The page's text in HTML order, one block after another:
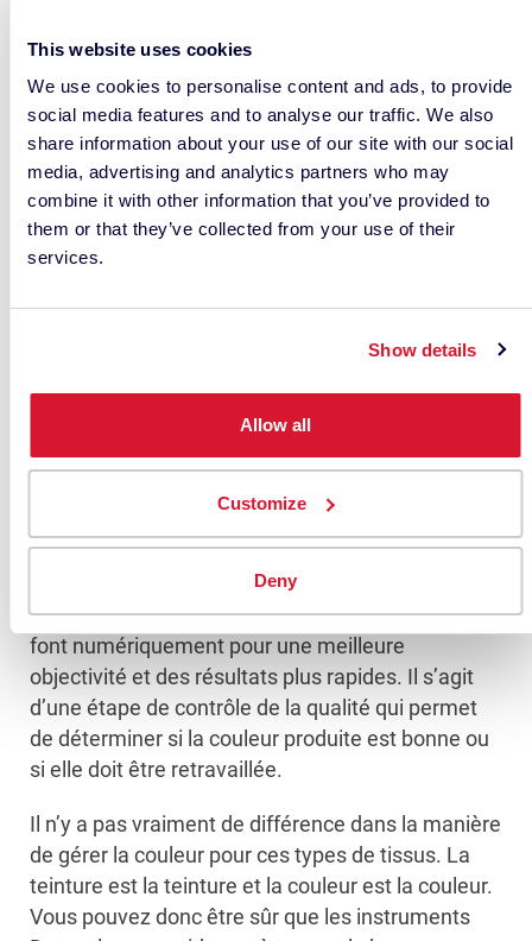
This website uses cookies
We use cookies to personalise content and ads, to provide
social media features and to analyse our traffic. We also
share information about your use of our site with our social
media, advertising and analytics partners who may
combine it with other information that you’ve provided to
them or that they’ve collected from your use of their
services.
Show details
Allow all
Customize
Deny
ce qui permet de réduire les corrections de
teintes, la consommation de colorants et
l’élimination globale des déchets de colorants, de
produits chimiques et d’eau.
rapport à la norme de couleur qui représente la
couleur idéale. Certains le font visuellement en
utilisant descabines lumineuseset d’autres le
font numériquement pour une meilleure
objectivité et des résultats plus rapides. Il s’agit
d’une étape de contrôle de la qualité qui permet
de déterminer si la couleur produite est bonne ou
si elle doit être retravaillée.
Il n’y a pas vraiment de différence dans la manière
de gérer la couleur pour ces types de tissus. La
teinture est la teinture et la couleur est la couleur.
Vous pouvez donc être sûr que les instruments